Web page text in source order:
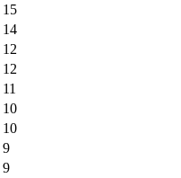
15
14
12
12
11
10
10
9
9